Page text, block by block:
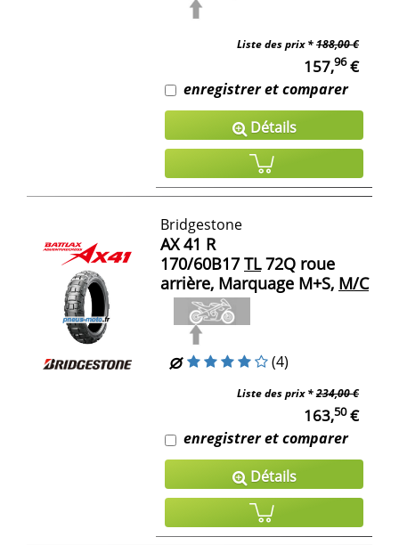
Liste des prix *188,00 €
157,96€
enregistrer et comparer
Détails
Bridgestone
AX 41 R
170/60B17 TL72Q roue
arrière, Marquage M+S, M/C
(4)
Liste des prix *234,00 €
163,50€
enregistrer et comparer
Détails